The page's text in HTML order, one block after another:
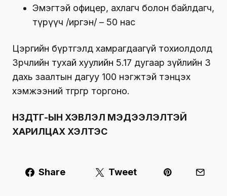
Эмэгтэй офицер, ахлагч болон байлдагч,
түрүүч /иргэн/ – 50 нас
Цэргийн бүртгэлд хамрагдаагүй тохиолдолд
Зөрчлийн тухай хуулийн 5.17 дугаар зүйлийн 3
дахь заалтын дагуу 100 нэгжтэй тэнцэх
хэмжээний төгрөгөөр торгоно.
НЗДТГ-ЫН ХЭВЛЭЛ МЭДЭЭЛЭЛТЭЙ
ХАРИЛЦАХ ХЭЛТЭС
Share Tweet